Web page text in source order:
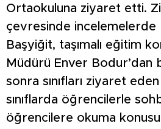
Ortaokuluna ziyaret etti.
çevresinde incelemelerde
Başyiğit, taşımalı eğitim
Müdürü Enver Bodur’dan
sonra sınıfları ziyaret
sınıflarda öğrencilerle
öğrencilere okuma